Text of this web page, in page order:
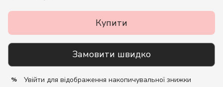
Купити
Замовити швидко
% Увійти для відображення накопичувальної знижки